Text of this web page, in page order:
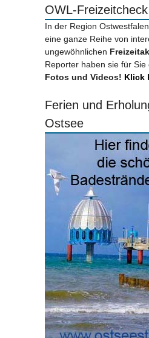
OWL-Freizeitcheck
In der Region
eine ganze Reihe von
ungewöhnlichen
Reporter haben sie für Sie
Fotos und Videos! Klick
Ferien und
Ostsee